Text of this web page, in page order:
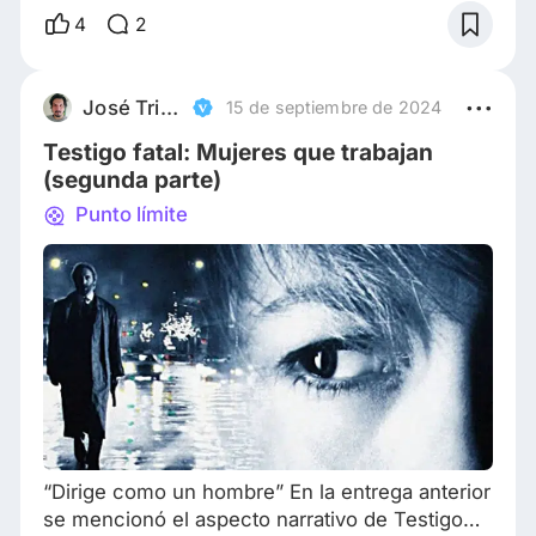
volar por los autos a gran velocidad , ver que
las escenas de acción son mas y mas
exigentes , las explosiones mas grandes y mas
4 2
José Tripodero 15 de septiembre de 2024
Testigo fatal: Mujeres que trabajan
(segunda parte)
Punto límite
“Dirige como un hombre” En la entrega anterior
se mencionó el aspecto narrativo de Testigo